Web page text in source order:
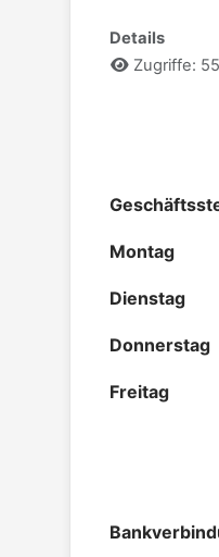
Details
Zugriffe:
Montag
Dienstag
Freitag